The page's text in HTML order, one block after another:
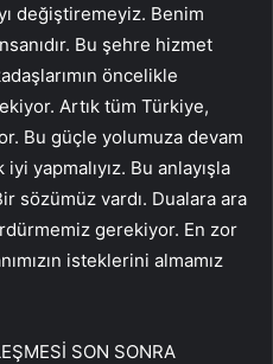
değiştiremeyiz. Benim
Bu şehre hizmet
öncelikle
Artık tüm Türkiye,
Bu güçle yolumuza devam
yapmalıyız. Bu anlayışla
sözümüz vardı. Dualara ara
gerekiyor. En zor
isteklerini almamız
SON SONRA